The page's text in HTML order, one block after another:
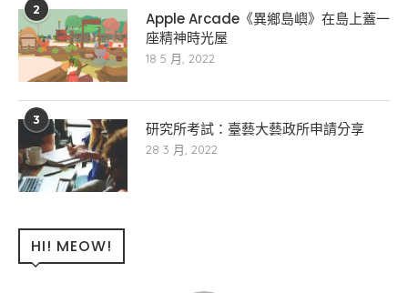
2
Apple Arcade《異鄉島嶼》在島上蓋一
座精神時光屋
18 5 月, 2022
3 研究所考試：臺藝大藝政所申請分享
28 3 月, 2022
HI! MEOW!